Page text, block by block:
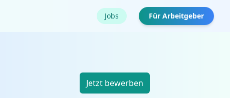
Jobs Für Arbeitgeber
Jetzt bewerben